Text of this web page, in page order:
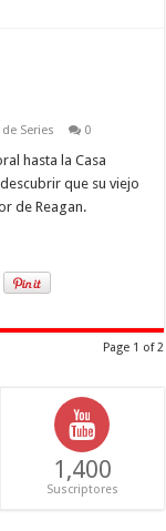
Series 0
hasta la Casa
que su viejo
de Reagan.
Page 1 of 2
1,400
Suscriptores